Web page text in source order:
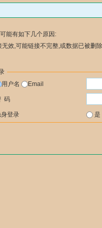
能有如下几个原因:
效,可能链接不完整,或数据已被删
用户名
Email
码
身登录